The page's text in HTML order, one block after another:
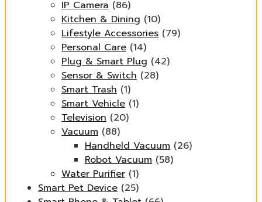
IP Camera (86)
Kitchen & Dining (10)
Lifestyle Accessories (79)
Personal Care (14)
Plug & Smart Plug (42)
Sensor & Switch (28)
Smart Trash (1)
Smart Vehicle (1)
Television (20)
Vacuum (88)
Handheld Vacuum (26)
Robot Vacuum (58)
Water Purifier (1)
Smart Pet Device (25)